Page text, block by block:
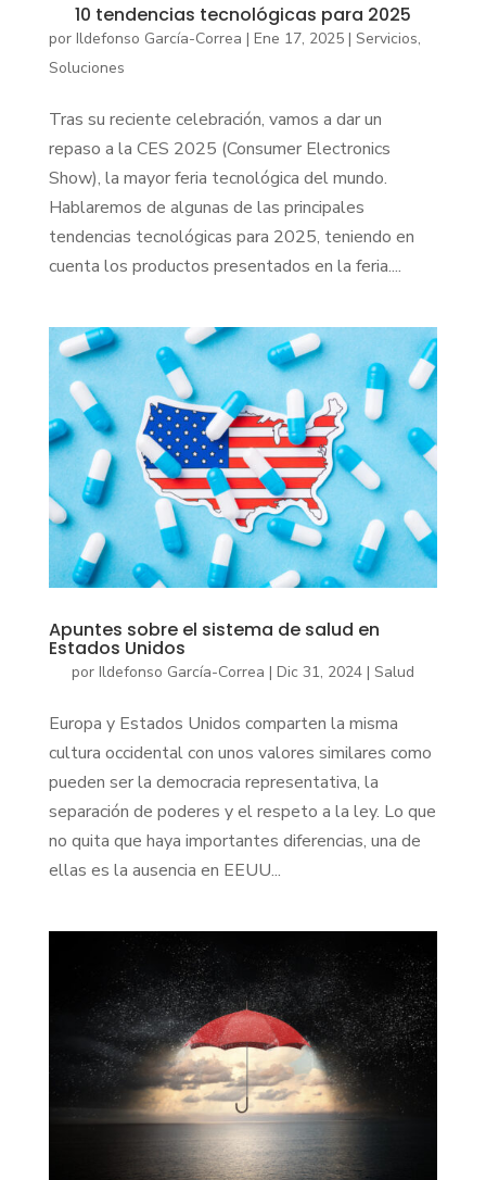
10 tendencias tecnológicas para 2025
por Ildefonso García-Correa | Ene 17, 2025| Servicios,
Soluciones
Tras su reciente celebración, vamos a dar un
repaso a la CES 2025 (Consumer Electronics
Show), la mayor feria tecnológica del mundo.
Hablaremos de algunas de las principales
tendencias tecnológicas para 2025, teniendo en
cuenta los productos presentados en la feria....
Apuntes sobre el sistema de salud en
Estados Unidos
por Ildefonso García-Correa | Dic 31, 2024| Salud
Europa y Estados Unidos comparten la misma
cultura occidental con unos valores similares como
pueden ser la democracia representativa, la
separación de poderes y el respeto a la ley. Lo que
no quita que haya importantes diferencias, una de
ellas es la ausencia en EEUU...